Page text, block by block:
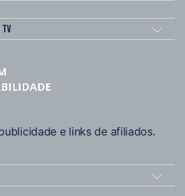
e links de afiliados.